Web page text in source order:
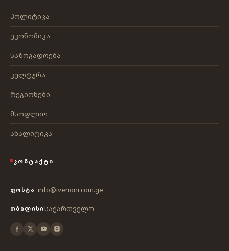
პოლიტიკა
ეკონომიკა
საზოგადოება
კულტურა
რეგიონები
მსოფლიო
ანალიტიკა
ᲙᲝᲜᲢᲐᲥᲢᲘ
ᲤᲝᲡᲢᲐ info@iverioni.com.ge
ᲗᲑᲘᲚᲘᲡᲘ საქართველო